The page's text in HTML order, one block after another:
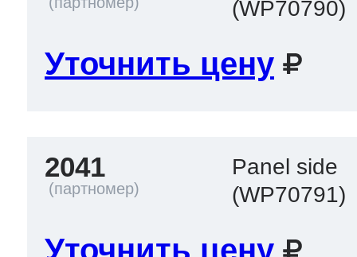
(WP70790)
Уточнить цену
2041
Panel side
(WP70791)
Уточнить цену